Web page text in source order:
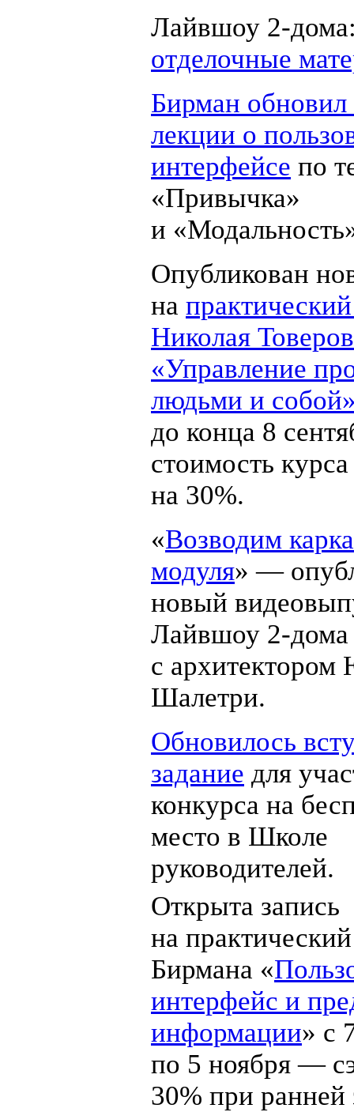
Лайвшоу 2-дома
отделочные
Бирман обновил
лекции о
интерфейсе по
«Привычка»
и
Опубликован
на
Николая
«Управление
людьми и
до конца 8
стоимость
на 30%.
«Возводим
модуля» —
новый
Лайвшоу 2-дома
с
Шалетри.
Обновилось
задание для
конкурса на
место в Школе
руководителей.
Открыта запись
на
Бирмана «
интерфейс и
информации» с
по 5 ноября —
30% при ранней